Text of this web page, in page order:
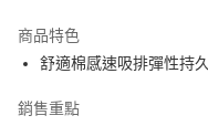
悠遊付
Google Pay
商品特色
舒適棉感速吸排彈性持久
銷售重點